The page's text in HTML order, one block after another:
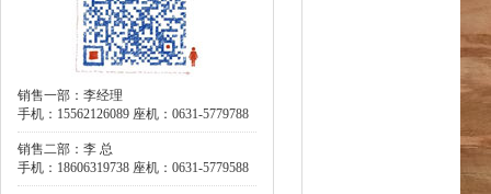
销售一部：李经理
手机：15562126089 座机：0631-5779788
销售二部：李 总
手机：18606319738 座机：0631-5779588